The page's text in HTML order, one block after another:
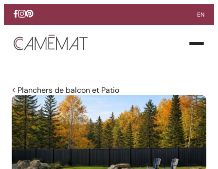
Facebook
Instagram
Pinterest EN
Ouvrir
Planchers de balcon et Patio